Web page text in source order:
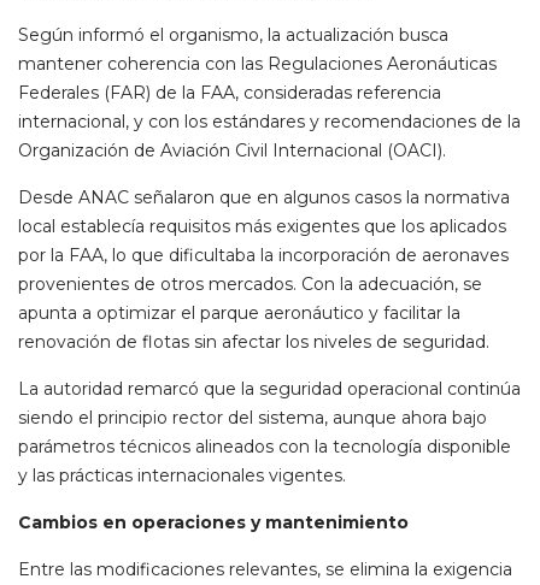
Según informó el organismo, la actualización busca
mantener coherencia con las Regulaciones Aeronáuticas
Federales (FAR) de la FAA, consideradas referencia
internacional, y con los estándares y recomendaciones de la
Organización de Aviación Civil Internacional (OACI).
Desde ANAC señalaron que en algunos casos la normativa
local establecía requisitos más exigentes que los aplicados
por la FAA, lo que dificultaba la incorporación de aeronaves
provenientes de otros mercados. Con la adecuación, se
apunta a optimizar el parque aeronáutico y facilitar la
renovación de flotas sin afectar los niveles de seguridad.
La autoridad remarcó que la seguridad operacional continúa
siendo el principio rector del sistema, aunque ahora bajo
parámetros técnicos alineados con la tecnología disponible
y las prácticas internacionales vigentes.
Cambios en operaciones y mantenimiento
Entre las modificaciones relevantes, se elimina la exigencia